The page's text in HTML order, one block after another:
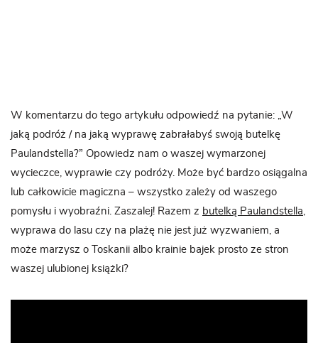
W komentarzu do tego artykułu odpowiedź na pytanie: „W
jaką podróż / na jaką wyprawę zabrałabyś swoją butelkę
Paulandstella?” Opowiedz nam o waszej wymarzonej
wycieczce, wyprawie czy podróży. Może być bardzo osiągalna
lub całkowicie magiczna – wszystko zależy od waszego
pomysłu i wyobraźni. Zaszalej! Razem z butelką Paulandstella,
wyprawa do lasu czy na plażę nie jest już wyzwaniem, a
może marzysz o Toskanii albo krainie bajek prosto ze stron
waszej ulubionej książki?